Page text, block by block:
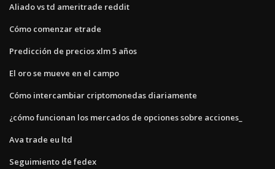
Aliado vs td ameritrade reddit
Cómo comenzar etrade
Predicción de precios xlm 5 años
El oro se mueve en el campo
Cómo intercambiar criptomonedas diariamente
¿cómo funcionan los mercados de opciones sobre acciones_
Ava trade eu ltd
Seguimiento de fedex